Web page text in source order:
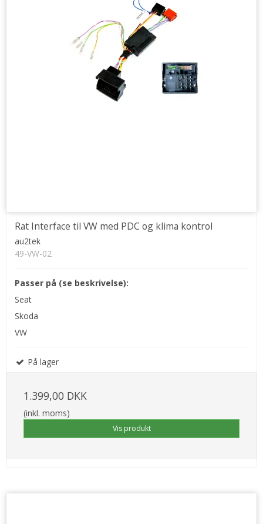
Rat Interface til VW med PDC og klima kontrol
au2tek
49-VW-02
Passer på (se beskrivelse):
Seat
Skoda
VW
På lager
1.399,00 DKK
(inkl. moms)
Vis produkt